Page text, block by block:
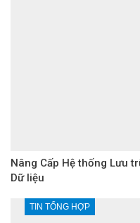
Nâng Cấp Hệ thống Lưu
Dữ liệu
TIN TỔNG HỢP